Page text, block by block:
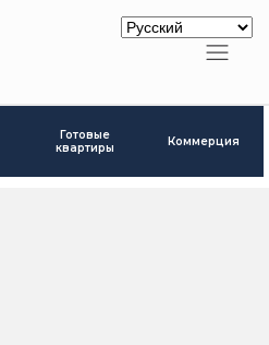
Готовые
квартиры
Коммерция